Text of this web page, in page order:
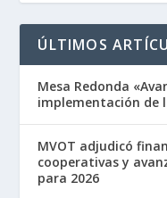
ÚLTIMOS
Mesa Redonda
implementación de
MVOT adjudicó
cooperativas y
para 2026